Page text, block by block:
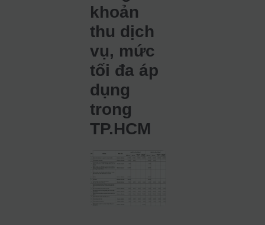
khoản
thu dịch
vụ, mức
tối đa áp
dụng
trong
TP.HCM